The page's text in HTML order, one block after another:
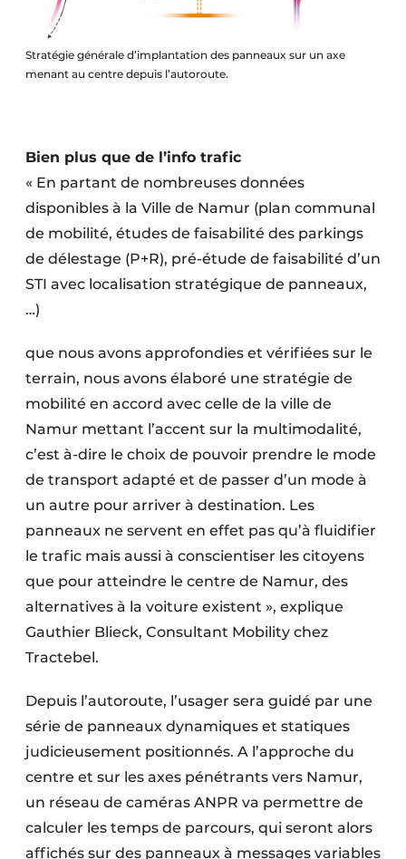
Stratégie générale d’implantation des panneaux sur un axe
menant au centre depuis l’autoroute.
Bien plus que de l’info trafic
« En partant de nombreuses données
disponibles à la Ville de Namur (plan communal
de mobilité, études de faisabilité des parkings
de délestage (P+R), pré-étude de faisabilité d’un
STI avec localisation stratégique de panneaux,
…)
que nous avons approfondies et vérifiées sur le
terrain, nous avons élaboré une stratégie de
mobilité en accord avec celle de la ville de
Namur mettant l’accent sur la multimodalité,
c’est à-dire le choix de pouvoir prendre le mode
de transport adapté et de passer d’un mode à
un autre pour arriver à destination. Les
panneaux ne servent en effet pas qu’à fluidifier
le trafic mais aussi à conscientiser les citoyens
que pour atteindre le centre de Namur, des
alternatives à la voiture existent », explique
Gauthier Blieck, Consultant Mobility chez
Tractebel.
Depuis l’autoroute, l’usager sera guidé par une
série de panneaux dynamiques et statiques
judicieusement positionnés. A l’approche du
centre et sur les axes pénétrants vers Namur,
un réseau de caméras ANPR va permettre de
calculer les temps de parcours, qui seront alors
affichés sur des panneaux à messages variables